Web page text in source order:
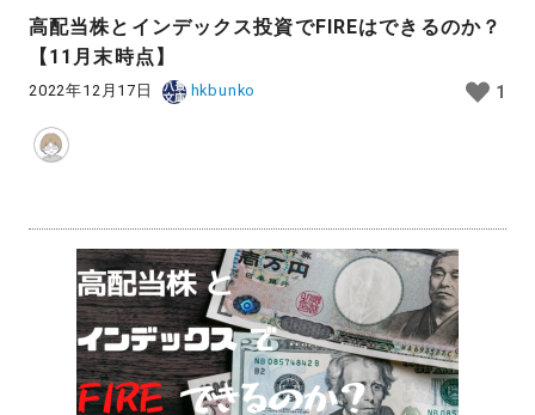
高配当株とインデックス投資でFIREはできるのか？
【11月末時点】
2022年12月17日 hkbunko 1